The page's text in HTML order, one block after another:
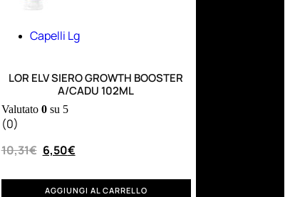
Capelli Lg
LOR ELV SIERO GROWTH BOOSTER
A/CADU 102ML
Valutato 0su 5
(0)
10,31€ 6,50€
AGGIUNGI AL CARRELLO